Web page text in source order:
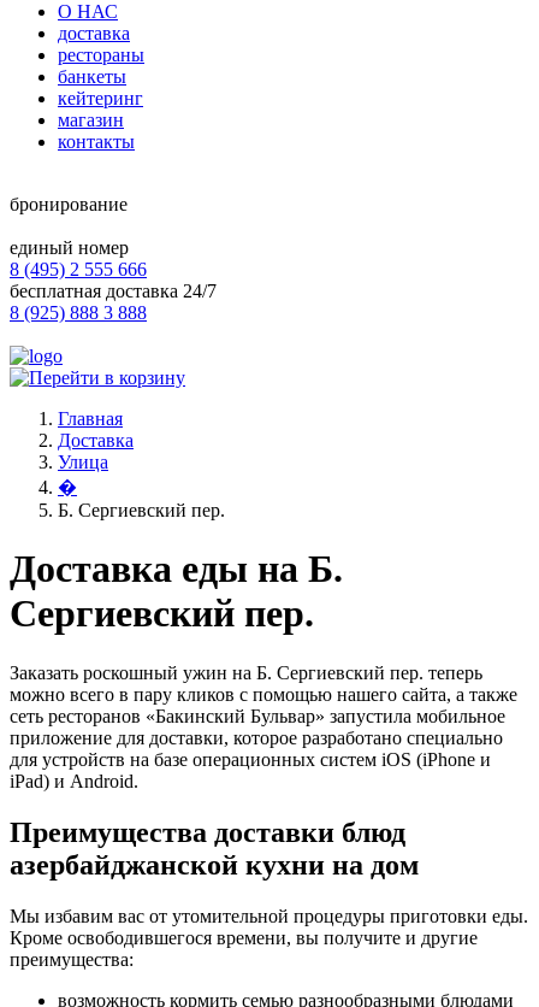
О НАС
доставка
рестораны
банкеты
кейтеринг
магазин
контакты
бронирование
единый номер
8 (495) 2 555 666
бесплатная доставка 24/7
8 (925) 888 3 888
Главная
Доставка
Улица
�
Б. Сергиевский пер.
Доставка еды на Б.
Сергиевский пер.
Заказать роскошный ужин на Б. Сергиевский пер. теперь
можно всего в пару кликов с помощью нашего сайта, а также
сеть ресторанов «Бакинский Бульвар» запустила мобильное
приложение для доставки, которое разработано специально
для устройств на базе операционных систем iOS (iPhone и
iPad) и Android.
Преимущества доставки блюд
азербайджанской кухни на дом
Мы избавим вас от утомительной процедуры приготовки еды.
Кроме освободившегося времени, вы получите и другие
преимущества:
возможность кормить семью разнообразными блюдами